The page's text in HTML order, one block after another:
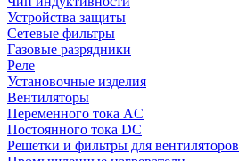
Устройства защиты
Сетевые фильтры
Газовые разрядники
Реле
Установочные изделия
Вентиляторы
Переменного тока AC
Постоянного тока DC
Решетки и фильтры для вентиляторов